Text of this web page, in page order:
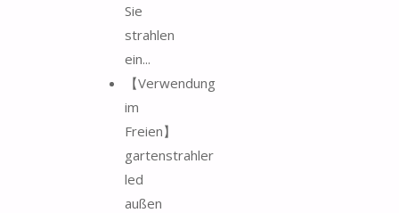
Sie
strahlen
ein...
【Verwendung
im
Freien】
gartenstrahler
led
außen